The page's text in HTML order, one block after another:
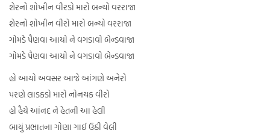
શેરનો શોખીન વીરડો મારો બન્યો વરરાજા
શેરનો શોખીન વીરો મારો બન્યો વરરાજા
ગોમડે પૈણવા આયો ને વગડાવો બેન્ડવાજા
ગોમડે પૈણવા આયો ને વગડાવો બેન્ડવાજા
હો આયો અવસર આજે આંગણે અનેરો
પરણે લાડકડો મારો નોનચક વીરો
હો હૈયે આંનદ ને હેતની આ હેલી
બાયું પ્રભાતના ગોણા ગાઈ ઉઠી વેલી